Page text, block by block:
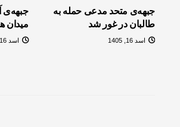
جبهه‌ی متحد مدعی حمله به
طالبان در غور شد
اسد 16, 1405
جبهه‌ی
میدان
اسد 16, 1405